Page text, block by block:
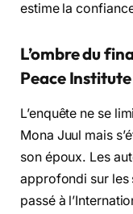
estime la
L’ombre du
Peace Institute
L’enquête ne se
Mona Juul mais
son époux. Les
approfondi sur les
passé à